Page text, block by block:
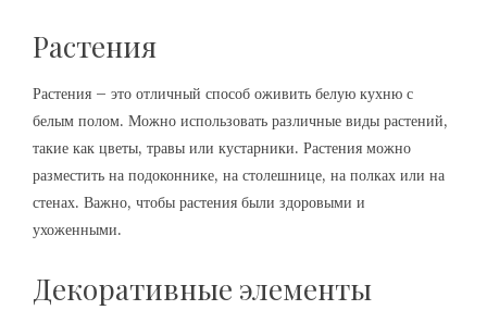
Растения
Растения – это отличный способ оживить белую кухню с
белым полом. Можно использовать различные виды растений,
такие как цветы, травы или кустарники. Растения можно
разместить на подоконнике, на столешнице, на полках или на
стенах. Важно, чтобы растения были здоровыми и
ухоженными.
Декоративные элементы